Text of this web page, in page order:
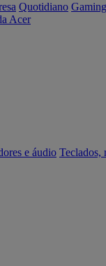
Quotidiano Gaming
Acer
e áudio Teclados,